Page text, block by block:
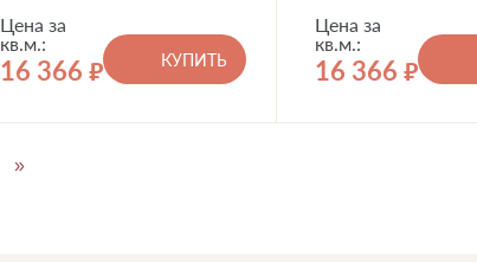
Цена за
кв.м.:
16 366 руб.
КУПИТЬ
Цена за
кв.м.:
16 366 руб.
»